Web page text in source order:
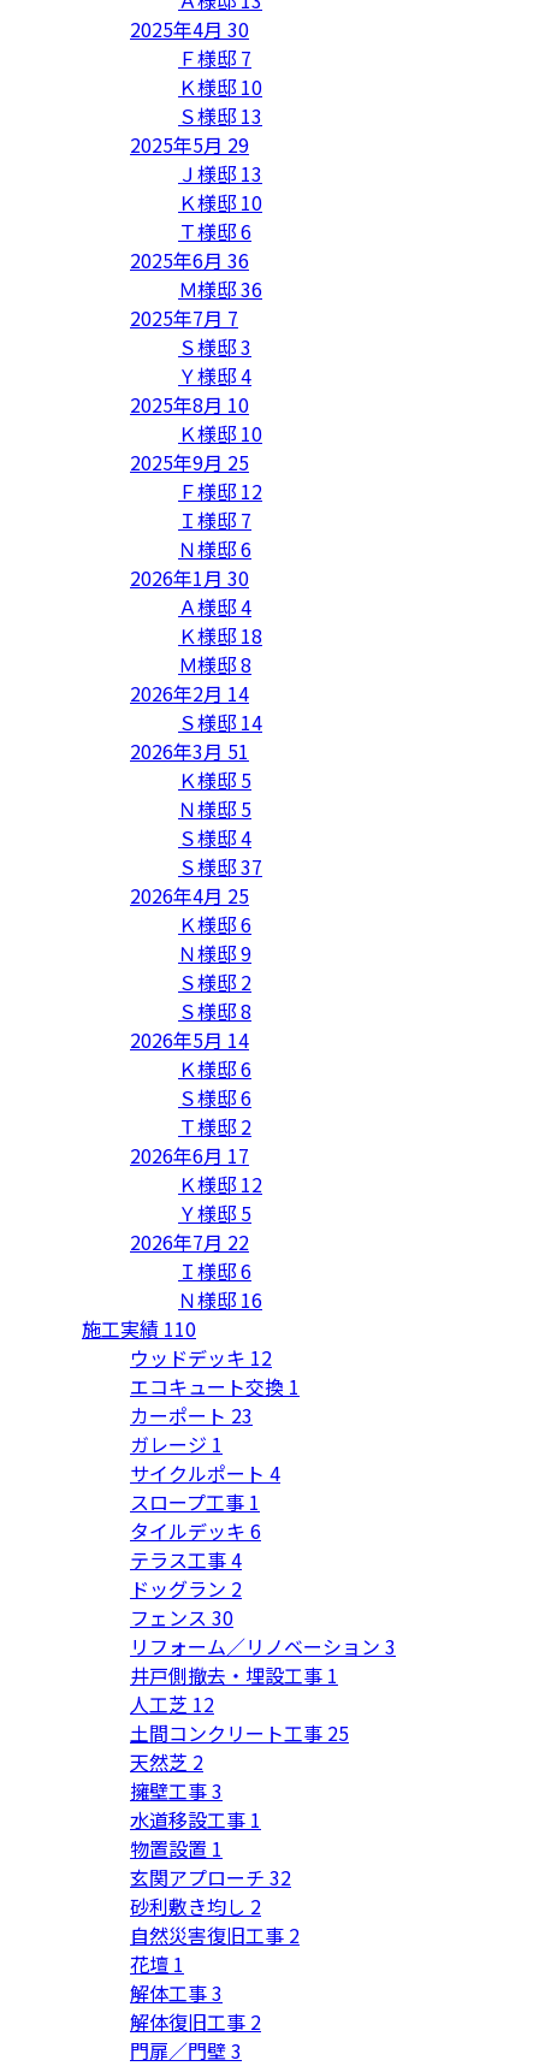
2025年4月 30
Ｆ様邸 7
Ｋ様邸 10
Ｓ様邸 13
2025年5月 29
Ｊ様邸 13
Ｋ様邸 10
Ｔ様邸6
2025年6月 36
Ｍ様邸36
2025年7月 7
Ｓ様邸3
Ｙ様邸4
2025年8月 10
Ｋ様邸 10
2025年9月 25
Ｆ様邸 12
Ｉ様邸 7
Ｎ様邸6
2026年1月 30
Ａ様邸4
Ｋ様邸 18
Ｍ様邸8
2026年2月 14
Ｓ様邸 14
2026年3月 51
Ｋ様邸 5
Ｎ様邸 5
Ｓ様邸4
Ｓ様邸37
2026年4月 25
Ｋ様邸6
Ｎ様邸9
Ｓ様邸 2
Ｓ様邸8
2026年5月 14
Ｋ様邸6
Ｓ様邸6
Ｔ様邸 2
2026年6月 17
Ｋ様邸 12
Ｙ様邸 5
2026年7月 22
Ｉ様邸6
Ｎ様邸 16
施工実績 110
ウッドデッキ 12
エコキュート交換 1
カーポート 23
ガレージ 1
サイクルポート 4
スロープ工事 1
タイルデッキ 6
テラス工事4
ドッグラン 2
フェンス 30
リフォーム／リノベーション 3
井戸側撤去・埋設工事 1
人工芝 12
土間コンクリート工事 25
天然芝 2
擁壁工事3
水道移設工事 1
物置設置 1
玄関アプローチ 32
砂利敷き均し 2
自然災害復旧工事 2
花壇 1
解体工事3
解体復旧工事 2
門扉／門壁3